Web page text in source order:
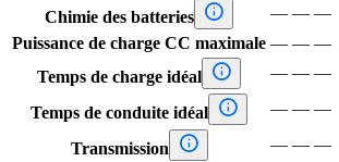
Chimie des batteries  — — —
Puissance de charge CC maximale — — —
Temps de charge idéal  — — —
Temps de conduite idéal  — — —
Transmission  — — —